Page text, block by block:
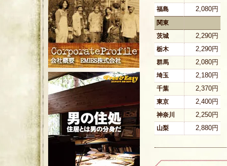
福島 2,080円
関東
茨城
2,290円
栃木 2,290円
群馬 2,080円
埼玉 2,180円
千葉 2,370円
東京 2,400円
神奈川 2,250円
山梨 2,880円